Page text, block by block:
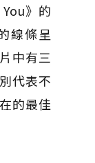
》的
線條呈
中有三
代表不
的最佳